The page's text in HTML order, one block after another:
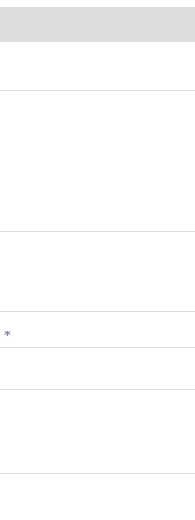
*